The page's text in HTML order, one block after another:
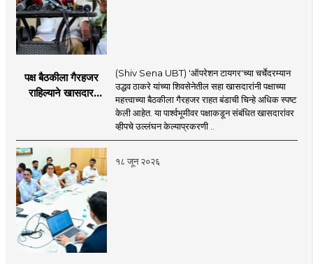
पक्ष बैठकीला गैरहजर
राहिल्याने खासदार
काय सांगतो?
(Shiv Sena UBT) 'ऑपरेशन टायगर'च्या चर्चेदरम्यान
उद्धव ठाकरे यांच्या शिवसेनेतील सहा खासदारांनी पक्षाच्या
महत्त्वाच्या बैठकीला गैरहजर राहत बंडाची चिन्हे अधिक स्पष्ट
केली आहेत. या पार्श्वभूमीवर पक्षाकडून संबंधित खासदारांवर
व्हीपचे उल्लंघन केल्याप्रकरणी ..
१८ जून २०२६